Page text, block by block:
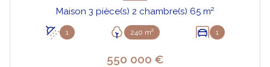
Maison 3 pièce(s) 2 chambre(s) 65 m²
1 240 m² 1
550 000 €